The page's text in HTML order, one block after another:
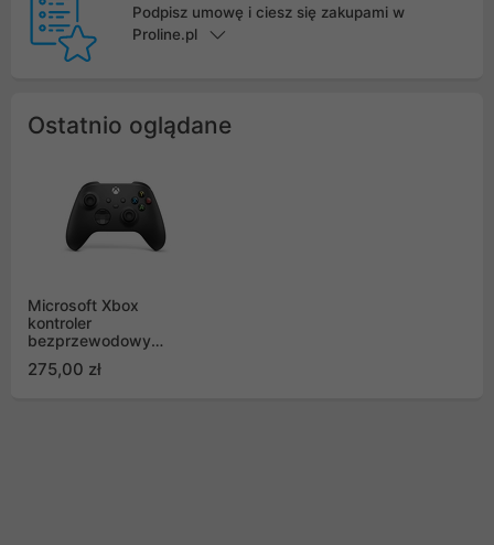
Podpisz umowę i ciesz się zakupami w
Proline.pl
Ostatnio oglądane
Microsoft Xbox
kontroler
bezprzewodowy
275,00 zł